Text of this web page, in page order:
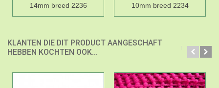
14mm breed 2236
10mm breed 2234
KLANTEN DIE DIT PRODUCT AANGESCHAFT
HEBBEN KOCHTEN OOK...